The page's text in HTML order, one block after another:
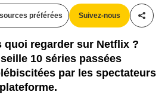
préférées Suivez-nous
quoi regarder sur Netflix ?
10 séries passées
par les spectateurs